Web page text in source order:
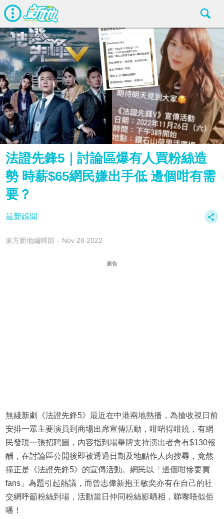
法證先鋒5｜討論區爆有人買粉絲造
勢 時薪$65網民嫌出手低 邊個咁有需
要？
最新娛聞
東方新地編輯部 Nov 28 2022
廣告
無綫新劇《法證先鋒5》最近在中港兩地熱播，為搶收視日前
安排一眾主要演員到商場出席宣傳活動，咁啱得咁蹺，有網
民發現一張招聘圖，內容指到場舉牌支持演出者會有$130報
酬，在討論區公開後即被透過日期及地點作人肉搜尋，竟然
撞正是《法證先鋒5》的宣傳活動。網民以「邊個咁慘要買
fans」為題引起熱議，而曾志偉新抱王敏奕亦有在自己的社
交網呼籲粉絲到場，活動當日仲同粉絲影晒相，睇嚟唔似佢
噃！